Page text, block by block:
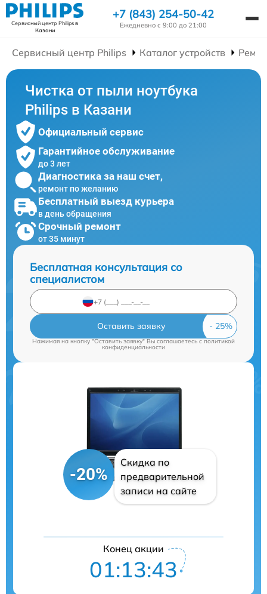
Сервисный центр Philipsв
Казани
+7 (843) 254-50-42
Ежедневно с 9:00 до 21:00
Сервисный центр Philips Каталог устройств
Чистка от пыли ноутбука
Philips в Казани
Официальный сервис
Гарантийное обслуживание
до 3 лет
Диагностика за наш счет,
ремонт по желанию
Бесплатный выезд курьера
в день обращения
Срочный ремонт
от 35 минут
Бесплатная консультация со
специалистом
Оставить заявку
Нажимая на кнопку "Оставить заявку" Вы соглашаетесь c политикой
конфиденциальности
-20%
Скидка по
предварительной
записи на сайте
Конец акции
01:13:42